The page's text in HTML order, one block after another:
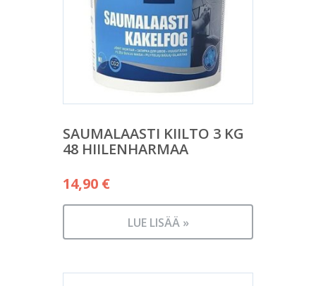
SAUMALAASTI KIILTO 3 KG
48 HIILENHARMAA
14,90 €
LUE LISÄÄ »